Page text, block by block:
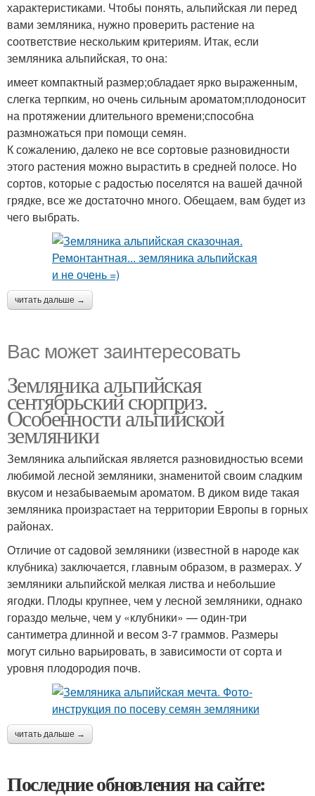
характеристиками. Чтобы понять, альпийская ли перед
вами земляника, нужно проверить растение на
соответствие нескольким критериям. Итак, если
земляника альпийская, то она:
имеет компактный размер;обладает ярко выраженным,
слегка терпким, но очень сильным ароматом;плодоносит
на протяжении длительного времени;способна
размножаться при помощи семян.
К сожалению, далеко не все сортовые разновидности
этого растения можно вырастить в средней полосе. Но
сортов, которые с радостью поселятся на вашей дачной
грядке, все же достаточно много. Обещаем, вам будет из
чего выбрать.
читать дальше →
Вас может заинтересовать
Земляника альпийская
сентябрьский сюрприз.
Особенности альпийской
земляники
Земляника альпийская является разновидностью всеми
любимой лесной земляники, знаменитой своим сладким
вкусом и незабываемым ароматом. В диком виде такая
земляника произрастает на территории Европы в горных
районах.
Отличие от садовой земляники (известной в народе как
клубника) заключается, главным образом, в размерах. У
земляники альпийской мелкая листва и небольшие
ягодки. Плоды крупнее, чем у лесной земляники, однако
гораздо мельче, чем у «клубники» — один-три
сантиметра длинной и весом 3-7 граммов. Размеры
могут сильно варьировать, в зависимости от сорта и
уровня плодородия почв.
читать дальше →
Последние обновления на сайте: